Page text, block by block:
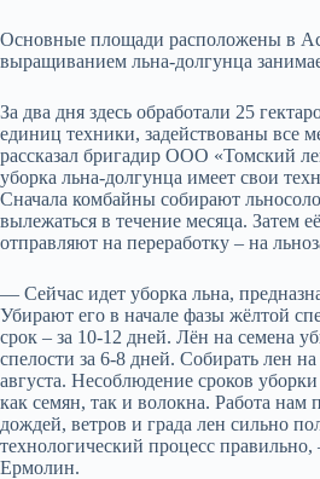
Основные площади расположены в
выращиванием льна-долгунца
За два дня здесь обработали 25
единиц техники, задействованы все
рассказал бригадир ООО «Томский
уборка льна-долгунца имеет свои
Сначала комбайны собирают
вылежаться в течение месяца. Затем
отправляют на переработку – на
— Сейчас идет уборка льна,
Убирают его в начале фазы жёлтой
срок – за 10-12 дней. Лён на семена
спелости за 6-8 дней. Собирать лен
августа. Несоблюдение сроков
как семян, так и волокна. Работа нам
дождей, ветров и града лен сильно
технологический процесс
Ермолин.